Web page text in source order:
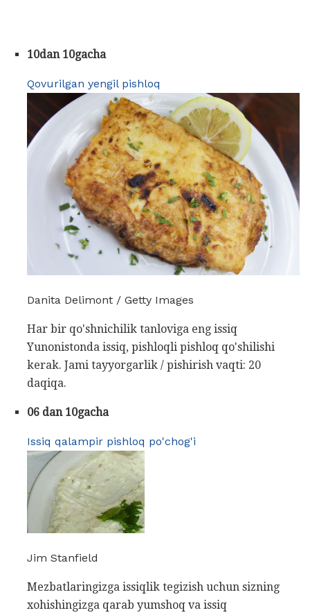
10dan 10gacha
Qovurilgan yengil pishloq
Danita Delimont / Getty Images
Har bir qo'shnichilik tanloviga eng issiq
Yunonistonda issiq, pishloqli pishloq qo'shilishi
kerak. Jami tayyorgarlik / pishirish vaqti: 20
daqiqa.
06 dan 10gacha
Issiq qalampir pishloq po'chog'i
Jim Stanfield
Mezbatlaringizga issiqlik tegizish uchun sizning
xohishingizga qarab yumshoq va issiq